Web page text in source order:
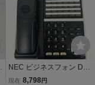
NEC ビジネスフォン DTZ
-24BT-3D(BK) 電話機
現在 8,798円